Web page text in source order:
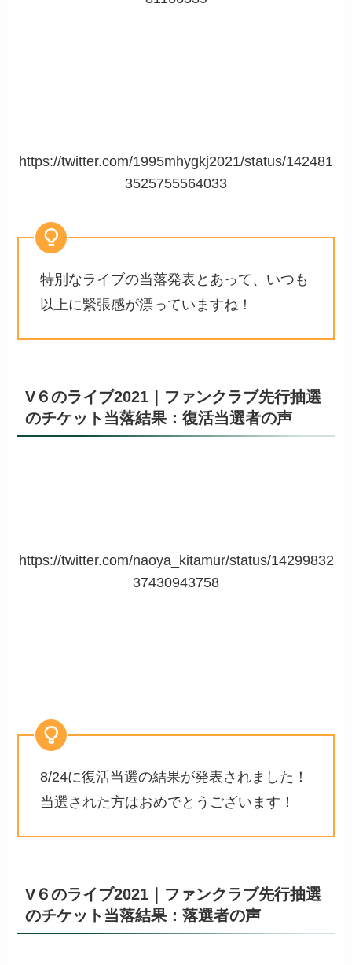
https://twitter.com/1995mhygkj2021/status/142481
3525755564033
特別なライブの当落発表とあって、いつも
以上に緊張感が漂っていますね！
V６のライブ2021｜ファンクラブ先行抽選
のチケット当落結果：復活当選者の声
https://twitter.com/naoya_kitamur/status/14299832
37430943758
8/24に復活当選の結果が発表されました！
当選された方はおめでとうございます！
V６のライブ2021｜ファンクラブ先行抽選
のチケット当落結果：落選者の声